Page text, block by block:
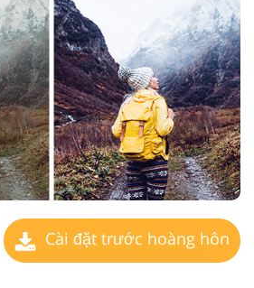
Cài đặt trước hoàng hôn